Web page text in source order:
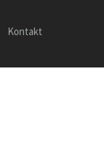
Kontakt